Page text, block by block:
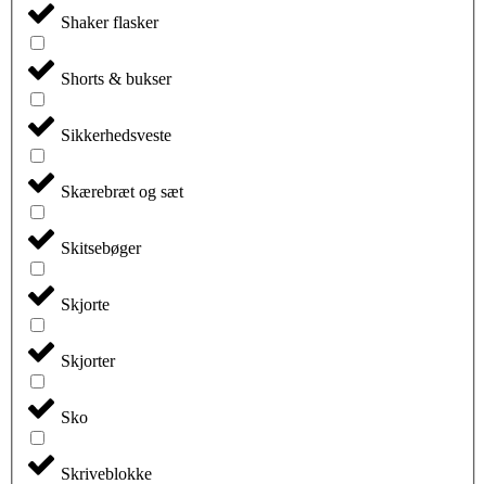
Shaker flasker
Shorts & bukser
Sikkerhedsveste
Skærebræt og sæt
Skitsebøger
Skjorte
Skjorter
Sko
Skriveblokke